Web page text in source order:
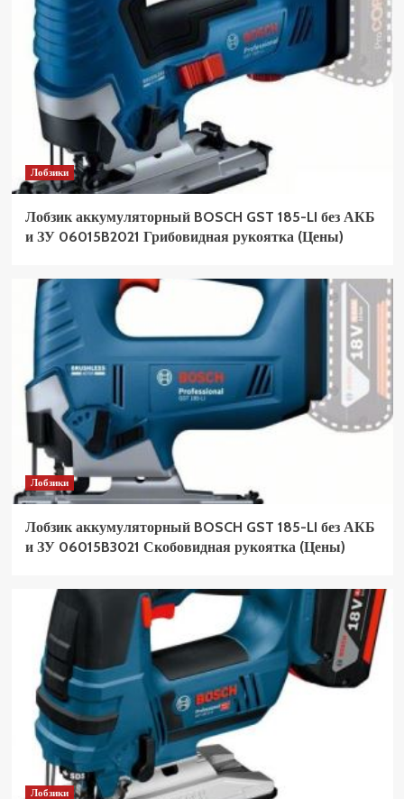
Лобзики
Лобзик аккумуляторный BOSCH GST 185-LI без АКБ
и ЗУ 06015B2021 Грибовидная рукоятка (Цены)
Лобзики
Лобзик аккумуляторный BOSCH GST 185-LI без АКБ
и ЗУ 06015B3021 Скобовидная рукоятка (Цены)
Лобзики